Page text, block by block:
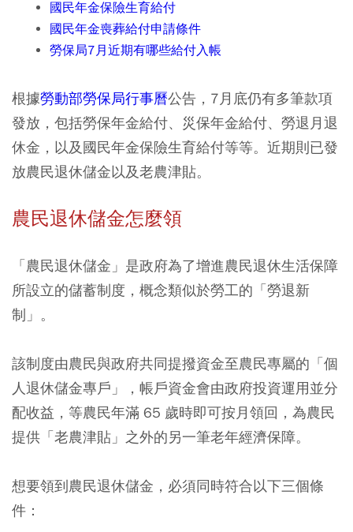
國民年金保險生育給付
國民年金喪葬給付申請條件
勞保局7月近期有哪些給付入帳​
根據勞動部勞保局行事曆公告，7月底仍有多筆款項
發放，包括勞保年金給付、災保年金給付、勞退月退
休金，以及國民年金保險生育給付等等。近期則已發
放農民退休儲金以及老農津貼。
農民退休儲金怎麼領
「農民退休儲金」是政府為了增進農民退休生活保障
所設立的儲蓄制度，概念類似於勞工的「勞退新
制」。
該制度由農民與政府共同提撥資金至農民專屬的「個
人退休儲金專戶」，帳戶資金會由政府投資運用並分
配收益，等農民年滿 65 歲時即可按月領回，為農民
提供「老農津貼」之外的另一筆老年經濟保障。
想要領到農民退休儲金，必須同時符合以下三個條
件：